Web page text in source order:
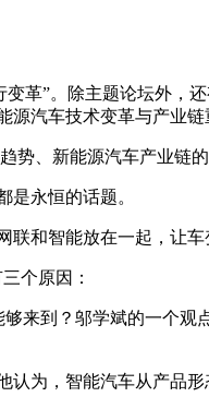
”。除主题论坛外，
汽车技术变革与产业
、新能源汽车产业链
永恒的话题。
和智能放在一起，让车
个原因：
到？邬学斌的一个观
，智能汽车从产品形